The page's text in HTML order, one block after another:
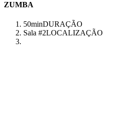
ZUMBA
50minDURAÇÃO
Sala #2LOCALIZAÇÃO